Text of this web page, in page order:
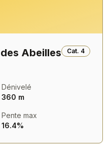
Abeilles Cat. 4
Dénivelé
360 m
Pente max
16.4%